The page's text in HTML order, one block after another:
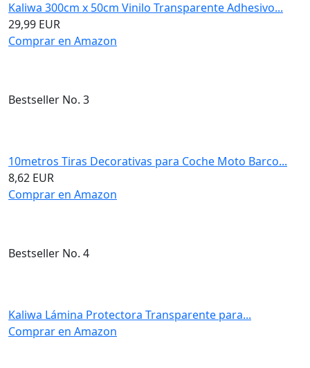
Kaliwa 300cm x 50cm Vinilo Transparente Adhesivo...
29,99 EUR
Comprar en Amazon
Bestseller No. 3
10metros Tiras Decorativas para Coche Moto Barco...
8,62 EUR
Comprar en Amazon
Bestseller No. 4
Kaliwa Lámina Protectora Transparente para...
Comprar en Amazon